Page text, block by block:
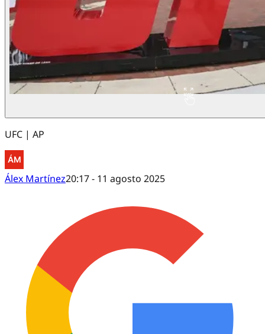
UFC | AP
Álex Martínez20:17 - 11 agosto 2025